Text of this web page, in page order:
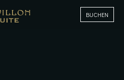
BUCHEN